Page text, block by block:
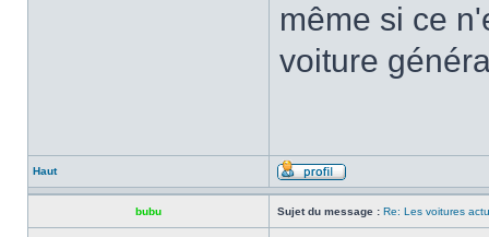
même si ce
voiture
Haut
bubu Sujet du message : Re: Les voitures